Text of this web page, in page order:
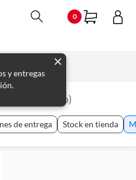
0
y entregas
producto)
de entrega Stock en tienda